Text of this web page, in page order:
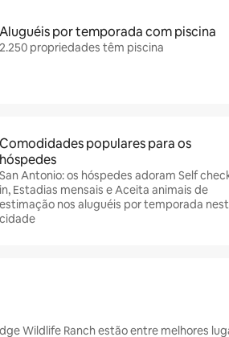
Aluguéis por temporada com piscina
2.250 propriedades têm piscina
Comodidades populares para os
hóspedes
San Antonio: os hóspedes adoram Self
in, Estadias mensais e Aceita animais de
estimação nos aluguéis por temporada
cidade
Wildlife Ranch estão entre melhores